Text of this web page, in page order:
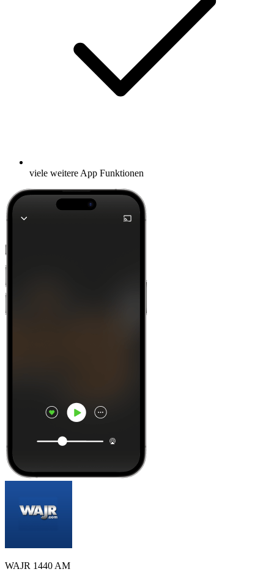
viele weitere App Funktionen
WAJR 1440 AM